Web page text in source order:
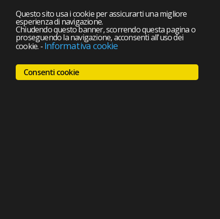
Questo sito usa i cookie per assicurarti una migliore
esperienza di navigazione.
Chiudendo questo banner, scorrendo questa pagina o
proseguendo la navigazione, acconsenti all'uso dei
cookie. - Informativa cookie
Consenti cookie